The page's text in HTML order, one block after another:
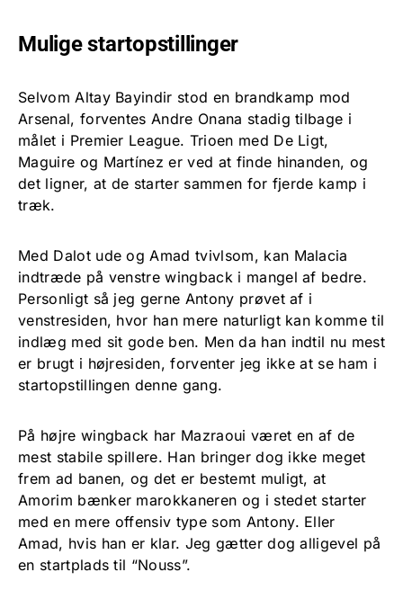
Mulige startopstillinger
Selvom Altay Bayindir stod en brandkamp mod
Arsenal, forventes Andre Onana stadig tilbage i
målet i Premier League. Trioen med De Ligt,
Maguire og Martínez er ved at finde hinanden, og
det ligner, at de starter sammen for fjerde kamp i
træk.
Med Dalot ude og Amad tvivlsom, kan Malacia
indtræde på venstre wingback i mangel af bedre.
Personligt så jeg gerne Antony prøvet af i
venstresiden, hvor han mere naturligt kan komme til
indlæg med sit gode ben. Men da han indtil nu mest
er brugt i højresiden, forventer jeg ikke at se ham i
startopstillingen denne gang.
På højre wingback har Mazraoui været en af de
mest stabile spillere. Han bringer dog ikke meget
frem ad banen, og det er bestemt muligt, at
Amorim bænker marokkaneren og i stedet starter
med en mere offensiv type som Antony. Eller
Amad, hvis han er klar. Jeg gætter dog alligevel på
en startplads til “Nouss”.